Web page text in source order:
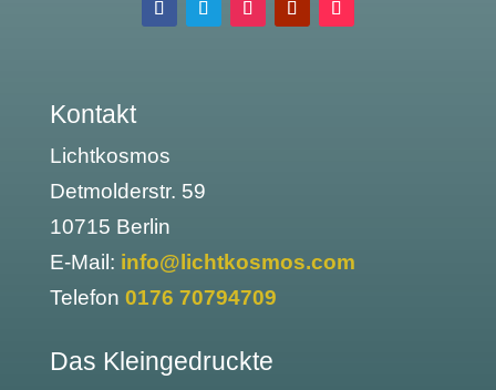
Kontakt
Lichtkosmos
Detmolderstr. 59
10715 Berlin
E-Mail: info@lichtkosmos.com
Telefon 0176 70794709
Das Kleingedruckte